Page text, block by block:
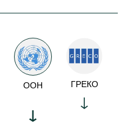
ООН ГРЕКО